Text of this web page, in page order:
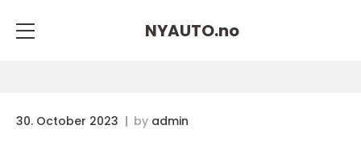
NYAUTO.no
30. October 2023 by admin